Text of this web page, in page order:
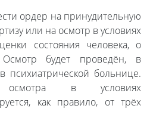
ордер на принудительную
или на осмотр в условиях
состояния человека, о
будет проведён, в
психиатрической больнице.
осмотра в условиях
как правило, от трёх